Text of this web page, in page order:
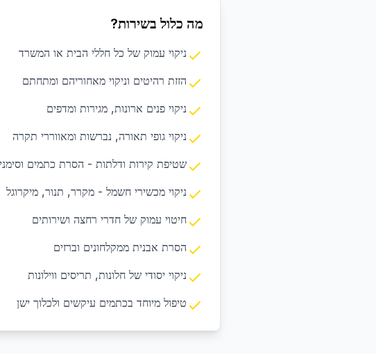
מה כלול בשירות?
ניקוי עמוק של כל חללי הבית או המשרד
הזזת רהיטים וניקוי מאחוריהם ומתחתם
ניקוי פנים ארונות, מגירות ומדפים
ניקוי גופי תאורה, נברשות ומאווררי תקרה
שטיפת קירות ודלתות - הסרת כתמים
ניקוי מכשירי חשמל - מקרר, תנור, מיקרוגל
חיטוי עמוק של חדרי רחצה ושירותים
הסרת אבנית ממקלחונים וברזים
ניקוי יסודי של חלונות, תריסים ווילונות
טיפול מיוחד בכתמים עיקשים ולכלוך ישן